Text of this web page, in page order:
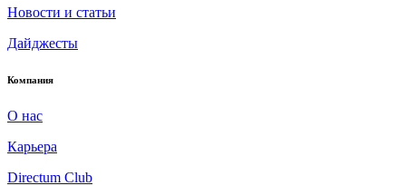
Новости и статьи
Дайджесты
Компания
О нас
Карьера
Directum Club